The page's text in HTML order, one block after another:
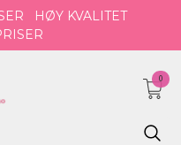
HØY KVALITET
0